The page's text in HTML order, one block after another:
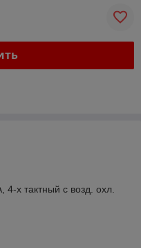
4-х тактный с возд. охл.